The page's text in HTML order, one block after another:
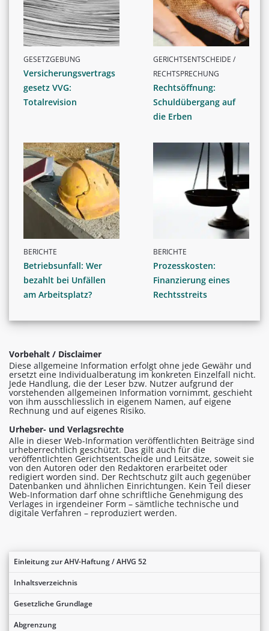
Einleitung zur AHV-Haftung / AHVG 52
Inhaltsverzeichnis
Gesetzliche Grundlage
Abgrenzung
GESETZGEBUNG
Versicherungsvertrags
gesetz VVG:
Totalrevision
GERICHTSENTSCHEIDE /
RECHTSPRECHUNG
Rechtsöffnung:
Schuldübergang auf
die Erben
BERICHTE
Betriebsunfall: Wer
bezahlt bei Unfällen
am Arbeitsplatz?
BERICHTE
Prozesskosten:
Finanzierung eines
Rechtsstreits
Vorbehalt / Disclaimer
Diese allgemeine Information erfolgt ohne jede Gewähr und
ersetzt eine Individualberatung im konkreten Einzelfall nicht.
Jede Handlung, die der Leser bzw. Nutzer aufgrund der
vorstehenden allgemeinen Information vornimmt, geschieht
von ihm ausschliesslich in eigenem Namen, auf eigene
Rechnung und auf eigenes Risiko.
Urheber- und Verlagsrechte
Alle in dieser Web-Information veröffentlichten Beiträge sind
urheberrechtlich geschützt. Das gilt auch für die
veröffentlichten Gerichtsentscheide und Leitsätze, soweit sie
von den Autoren oder den Redaktoren erarbeitet oder
redigiert worden sind. Der Rechtschutz gilt auch gegenüber
Datenbanken und ähnlichen Einrichtungen. Kein Teil dieser
Web-Information darf ohne schriftliche Genehmigung des
Verlages in irgendeiner Form – sämtliche technische und
digitale Verfahren – reproduziert werden.